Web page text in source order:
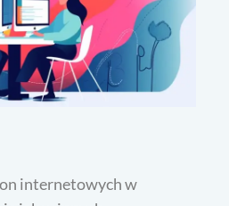
internetowych w